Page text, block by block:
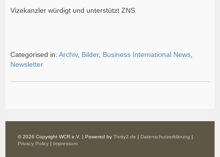
Vizekanzler würdigt und unterstützt ZNS
Categorised in:Archiv, Bilder, Business International News
Newsletter
© 2026 Copyright WCR e.V. | Powered byThrity2.de | Datenschutzerklärung |
Privacy Policy | Impressum